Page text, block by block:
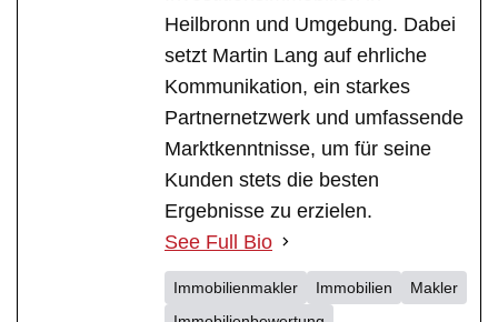
Heilbronn und Umgebung. Dabei
setzt Martin Lang auf ehrliche
Kommunikation, ein starkes
Partnernetzwerk und umfassende
Marktkenntnisse, um für seine
Kunden stets die besten
Ergebnisse zu erzielen.
See Full Bio
Immobilienmakler Immobilien
Makler